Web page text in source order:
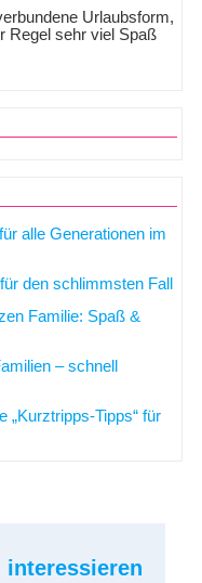
Urlaubsform,
Regel sehr viel Spaß
alle Generationen im
den schlimmsten Fall
Familie: Spaß &
– schnell
„Kurztripps-Tipps“ für
interessieren